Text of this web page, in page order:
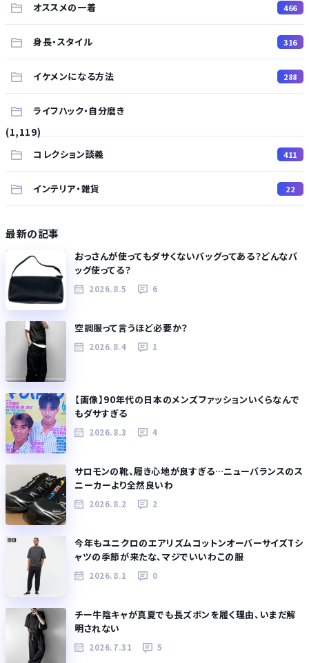
オススメの一着 466
身長・スタイル 316
イケメンになる方法 288
ライフハック・自分磨き
(1,119)
コレクション談義
411
インテリア・雑貨 22
最新の記事
おっさんが使ってもダサくないバッグってある？どんなバ
ッグ使ってる？
2026.8.5 6
空調服って言うほど必要か？
2026.8.4 1
【画像】90年代の日本のメンズファッションいくらなんで
もダサすぎる
2026.8.3 4
サロモンの靴、履き心地が良すぎる…ニューバランスのス
ニーカーより全然良いわ
2026.8.2 2
今年もユニクロのエアリズムコットンオーバーサイズTシ
ャツの季節が来たな、マジでいいわこの服
2026.8.1 0
チー牛陰キャが真夏でも長ズボンを履く理由、いまだ解
明されない
2026.7.31 5